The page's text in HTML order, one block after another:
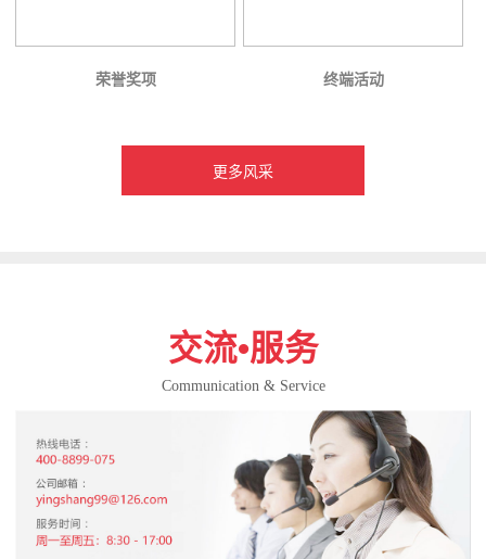
荣誉奖项 终端活动
更多风采
交流•服务
Communication & Service